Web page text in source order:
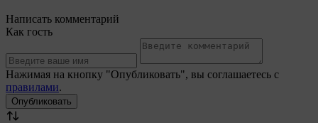
Написать комментарий
Как гость
Нажимая на кнопку "Опубликовать", вы соглашаетесь с
правилами.